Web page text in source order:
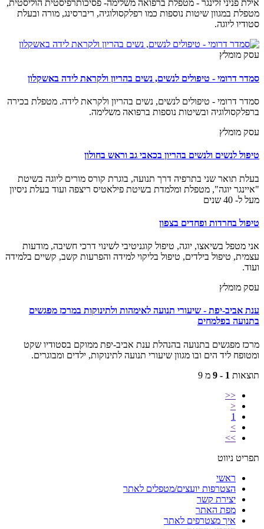
אילת פניני זלינגר - מטפלת ברפואה משלימה- פסיכותרפיסטית הוליסטית,
מטפלת במגוון שיטות נוספות כמו רפלקסולוגיה, ריברסינג, מורה ובעלת
סטודיו ליוגה.
עסק מומלץ
סמדר דרומי - טיפולים לנשים, נשים בהריון ולקראת לידה באשקלון
סמדר דרומי - טיפולים לנשים, נשים בהריון ולקראת לידה. מטפלת בכירה
ברפלקסולוגיה ובשיטות נוספות ברפואה משלימה.
עסק מומלץ
טיפול לנשים ולנשים בהריון בכאבי גב וראש בחולון
בעלת תואר שני בתרפיה דרך תנועה, בוגרת קורס מורים ליוגה בשיטת
"איינגר יוגה", מטפלת ומלמדת בשיטת פילאטיס ריצפה ועוד בעלת ניסיון
מעל ל- 40 שנים
טיפול בחרדות ופחדים בצפון
אני מטפל בשיאצו, יוגה, טיפול קוגניטיבי לשינוי דרכי חשיבה, מודעות
עצמית, טיפול בילדים, טיפול בליקוי למידה והפרעות קשב, קשיים בלמידה
ועוד.
עסק מומלץ
ענת אביב-יפת - שיעורי תנועה לאימהות ולתינוקות במרכז מפגשים
בתנועה בפלמחים
מרכז מפגשים בתנועה בהנהלת ענת אביב-יפת ממוקם בסטודיו שקט
ומטופח ליד הים ובו מגוון שיעורי תנועה לתינוקות, ילדים ומבוגרים.
תוצאות 1 - 9
מ 9
<<
<
1
>
>>
תפריט ניווט
ראשי
הצטרפות יועצים/מטפלים לאתר
יצירת קשר
מפת האתר
איך מצטרפים לאתר